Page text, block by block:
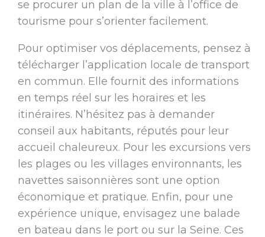
se procurer un plan de la ville à l’office de
tourisme pour s’orienter facilement.
Pour optimiser vos déplacements, pensez à
télécharger l’application locale de transport
en commun. Elle fournit des informations
en temps réel sur les horaires et les
itinéraires. N’hésitez pas à demander
conseil aux habitants, réputés pour leur
accueil chaleureux. Pour les excursions vers
les plages ou les villages environnants, les
navettes saisonnières sont une option
économique et pratique. Enfin, pour une
expérience unique, envisagez une balade
en bateau dans le port ou sur la Seine. Ces